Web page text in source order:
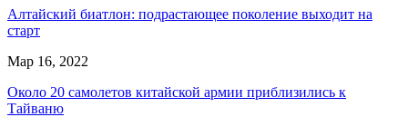
Алтайский биатлон: подрастающее поколение выходит на
старт
Мар 16, 2022
Около 20 самолетов китайской армии приблизились к
Тайваню